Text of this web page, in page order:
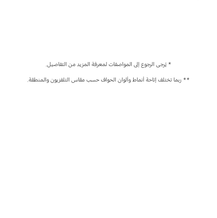
* يُرجى الرجوع إلى المواصفات لمعرفة المزيد من التفاصيل.
** ربما تختلف إتاحة أنماط وألوان الحواف حسب مقاس التلفزيون والمنطقة.